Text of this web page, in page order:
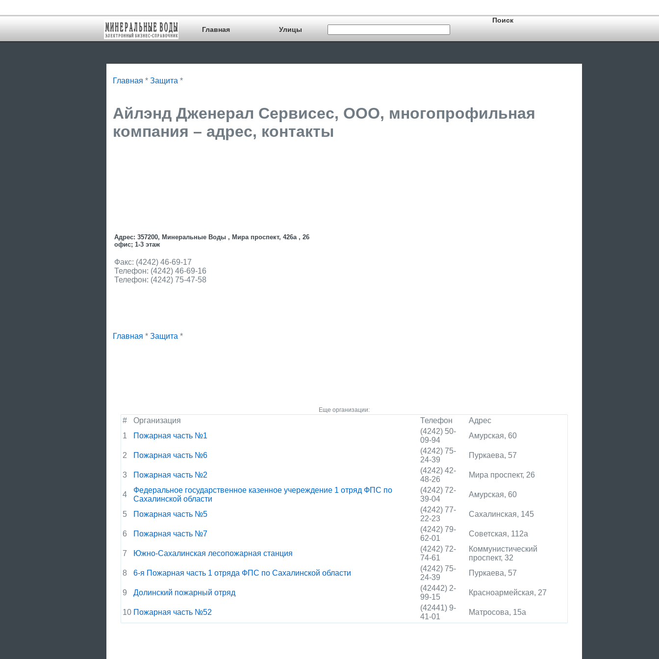
Главная Улицы
Главная * Защита *
Айлэнд Дженерал Сервисес, ООО, многопрофильная
компания – адрес, контакты
Адрес: 357200, Минеральные Воды , Мира проспект, 426а , 26
офис; 1-3 этаж
Факс: (4242) 46-69-17
Телефон: (4242) 46-69-16
Телефон: (4242) 75-47-58
Главная * Защита *
Еще организации:
# Организация Телефон
Адрес
1
Пожарная часть №1
(4242) 50-
09-94
Амурская, 60
2 Пожарная часть №6
(4242) 75-
24-39
Пуркаева, 57
3 Пожарная часть №2
(4242) 42-
48-26
Мира проспект, 26
4
Федеральное государственное казенное учереждение 1 отряд ФПС по
Сахалинской области
(4242) 72-
39-04
Амурская, 60
5 Пожарная часть №5
(4242) 77-
22-23
Сахалинская, 145
6 Пожарная часть №7
(4242) 79-
62-01
Советская, 112а
7 Южно-Сахалинская лесопожарная станция
(4242) 72-
74-61
Коммунистический
проспект, 32
8
6-я Пожарная часть 1 отряда ФПС по Сахалинской области
(4242) 75-
24-39
Пуркаева, 57
9 Долинский пожарный отряд
(42442) 2-
99-15
Красноармейская, 27
10 Пожарная часть №52
(42441) 9-
41-01
Матросова, 15а